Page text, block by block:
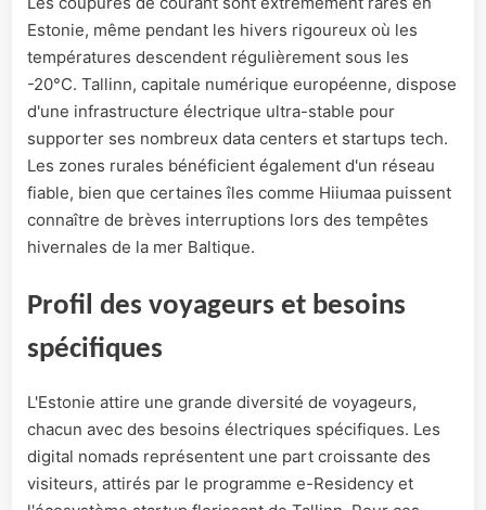
Estonie, même pendant les hivers rigoureux où les
températures descendent régulièrement sous les
-20°C. Tallinn, capitale numérique européenne, dispose
d'une infrastructure électrique ultra-stable pour
supporter ses nombreux data centers et startups tech.
Les zones rurales bénéficient également d'un réseau
fiable, bien que certaines îles comme Hiiumaa puissent
connaître de brèves interruptions lors des tempêtes
hivernales de la mer Baltique.
Profil des voyageurs et besoins
spécifiques
L'Estonie attire une grande diversité de voyageurs,
chacun avec des besoins électriques spécifiques. Les
digital nomads représentent une part croissante des
visiteurs, attirés par le programme e-Residency et